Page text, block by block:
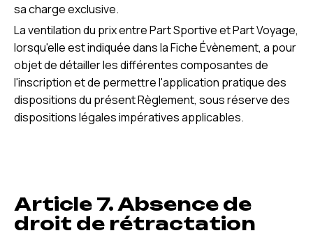
sa charge exclusive.
La ventilation du prix entre Part Sportive et Part Voyage,
lorsqu'elle est indiquée dans la Fiche Évènement, a pour
objet de détailler les différentes composantes de
l'inscription et de permettre l'application pratique des
dispositions du présent Règlement, sous réserve des
dispositions légales impératives applicables.
Article 7. Absence de
droit de rétractation